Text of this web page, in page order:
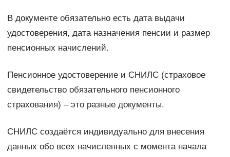
В документе обязательно есть дата выдачи
удостоверения, дата назначения пенсии и размер
пенсионных начислений.
Пенсионное удостоверение и СНИЛС (страховое
свидетельство обязательного пенсионного
страхования) – это разные документы.
СНИЛС создаётся индивидуально для внесения
данных обо всех начисленных с момента начала